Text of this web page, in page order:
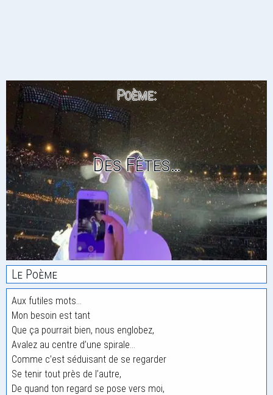
Poème:
Des Fêtes…
Le Poème
Aux futiles mots…
Mon besoin est tant
Que ça pourrait bien, nous englobez,
Avalez au centre d’une spirale…
Comme c’est séduisant de se regarder
Se tenir tout près de l’autre,
De quand ton regard se pose vers moi,